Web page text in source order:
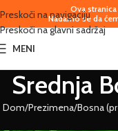
Preskoči na navigaciju
Preskoči na glavni sadržaj
Ova
Nadamo se da
MENI
Srednja
Dom Prezimena Bosna